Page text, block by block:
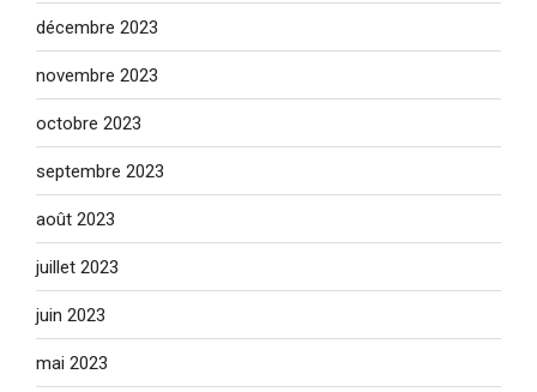
décembre 2023
novembre 2023
octobre 2023
septembre 2023
août 2023
juillet 2023
juin 2023
mai 2023